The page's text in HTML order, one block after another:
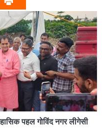
पहल गोविंद नगर लीगेसी